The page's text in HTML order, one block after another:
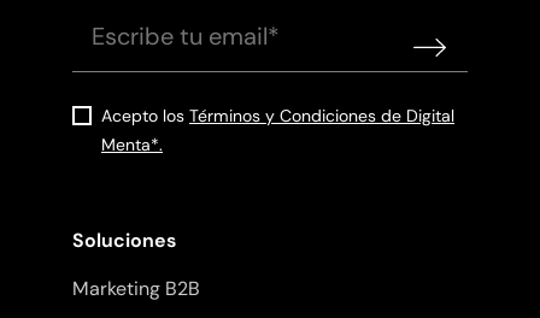
Acepto los Términos y Condiciones de Digital
Menta*.
Soluciones
Marketing B2B